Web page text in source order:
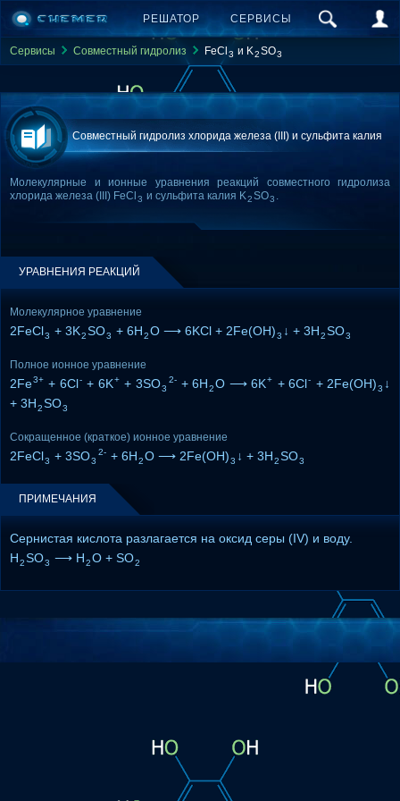
РЕШАТОР СЕРВИСЫ
Сервисы Совместный гидролиз FeCl 3 и K2SO3
Совместный гидролиз хлорида железа (III) и сульфита калия
Молекулярные и ионные уравнения реакций совместного гидролиза
хлорида железа (III) FeCl 3 и сульфита калия K2SO3 .
УРАВНЕНИЯ РЕАКЦИЙ
Молекулярное уравнение
2FeCl3 + 3K2SO3 + 6H2O ⟶ 6KCl + 2Fe(OH)3 ↓ + 3H2SO3
Полное ионное уравнение
2Fe3+ + 6Cl- + 6K+ + 3SO3
2- + 6H 2 O ⟶ 6K+ + 6Cl- + 2Fe(OH)3 ↓
+ 3H2SO3
Сокращенное (краткое) ионное уравнение
2FeCl3 + 3SO3
2- + 6H2O ⟶ 2Fe(OH)3 ↓ + 3H2SO3
ПРИМЕЧАНИЯ
Сернистая кислота разлагается на оксид серы (IV) и воду.
H2SO3 ⟶ H2O + SO2